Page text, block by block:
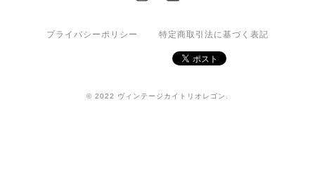
プライバシーポリシー 特定商取引法に基づく表記
© 2022 ヴィンテージカイトリオレゴン.